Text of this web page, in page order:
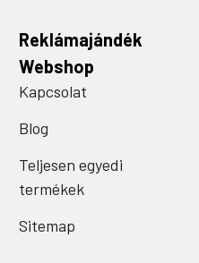
Reklámajándék
Webshop
Kapcsolat
Blog
Teljesen egyedi
termékek
Sitemap